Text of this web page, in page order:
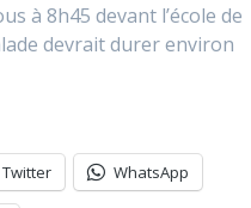
à 8h45 devant l’école de
devrait durer environ
Twitter WhatsApp